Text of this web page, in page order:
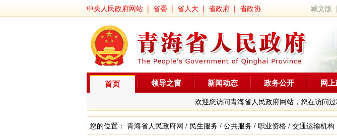
中央人民政府网站 | 省委 | 省人大 | 省政府 | 省政协 藏文版
首页
欢迎您访问青海省人民政府网站，您在访问
领导之窗 新闻动态 政务公开 网
您的位置： 青海省人民政府网 / 民生服务 / 公共服务 / 职业资格 / 交通运输机构